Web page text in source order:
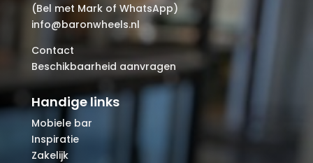
(Bel met Mark of WhatsApp)
info@baronwheels.nl
Contact
Beschikbaarheid aanvragen
Handige links
Mobiele bar
Inspiratie
Zakelijk